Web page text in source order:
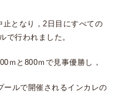
となり，2日目にすべての
で行われました。
ｍと800ｍで見事優勝し，
ールで開催されるインカレの